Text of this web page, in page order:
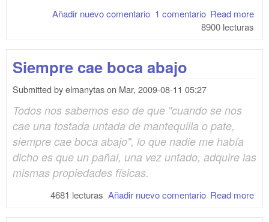
Read more
1 comentario
Añadir nuevo comentario
8900 lecturas
Siempre cae boca abajo
Submitted byelmanytason Mar, 2009-08-11 05:27
Todos nos sabemos eso de que "cuando se nos
cae una tostada untada de mantequilla o pate,
siempre cae boca abajo", lo que nadie me había
dicho es que un pañal, una vez untado, adquire las
mismas propiedades físicas.
Read more
Añadir nuevo comentario
4681 lecturas